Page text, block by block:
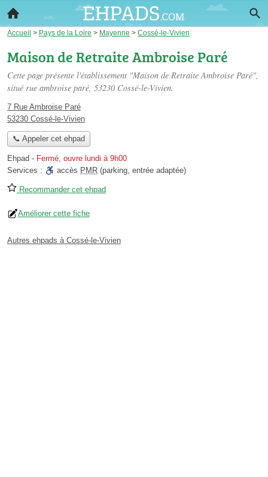
Accueil > Pays de la Loire > Mayenne > Cossé-le-Vivien
Maison de Retraite Ambroise Paré
Cette page présente l'établissement "Maison de Retraite Ambroise Paré",
situé rue ambroise paré, 53230 Cossé-le-Vivien.
7 Rue Ambroise Paré
53230 Cossé-le-Vivien
📞 Appeler cet ehpad
Ehpad - Fermé, ouvre lundi à 9h00
Services :
accès PMR (parking, entrée adaptée)
Recommander cet ehpad
Améliorer cette fiche
Autres ehpads à Cossé-le-Vivien